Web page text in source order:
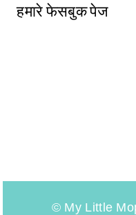
हमारे फेसबुक पेज
© My Little